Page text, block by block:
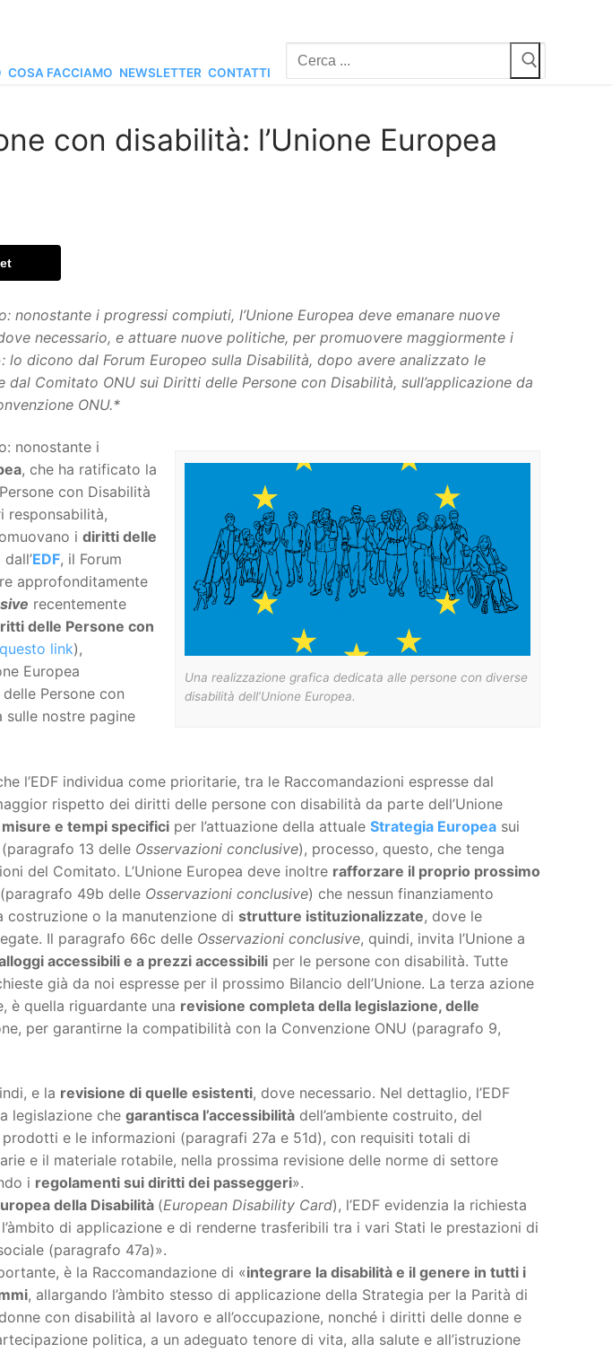
COSA FACCIAMO NEWSLETTER CONTATTI
Cerca:
con disabilità: l’Unione Europea
nonostante i progressi compiuti, l’Unione Europea deve emanare nuove
necessario, e attuare nuove politiche, per promuovere maggiormente i
dicono dal Forum Europeo sulla Disabilità, dopo avere analizzato le
dal Comitato ONU sui Diritti delle Persone con Disabilità, sull’applicazione da
ONU.*
Una realizzazione grafica dedicata alle persone con diverse
disabilità dell’Unione Europea.
nonostante i
, che ha ratificato la
con Disabilità
responsabilità,
i diritti delle
EDF, il Forum
approfonditamente
recentemente
delle Persone con
questo link),
Europea
Persone con
sulle nostre pagine
l’EDF individua come prioritarie, tra le Raccomandazioni espresse dal
rispetto dei diritti delle persone con disabilità da parte dell’Unione
e tempi specifici per l’attuazione della attuale Strategia Europea sui
13 delle Osservazioni conclusive), processo, questo, che tenga
del Comitato. L’Unione Europea deve inoltre rafforzare il proprio prossimo
49b delle Osservazioni conclusive) che nessun finanziamento
o la manutenzione di strutture istituzionalizzate, dove le
Il paragrafo 66c delle Osservazioni conclusive, quindi, invita l’Unione a
accessibili e a prezzi accessibili per le persone con disabilità. Tutte
già da noi espresse per il prossimo Bilancio dell’Unione. La terza azione
è quella riguardante una revisione completa della legislazione, delle
per garantirne la compatibilità con la Convenzione ONU (paragrafo 9,
e la revisione di quelle esistenti, dove necessario. Nel dettaglio, l’EDF
legislazione che garantisca l’accessibilità dell’ambiente costruito, del
e le informazioni (paragrafi 27a e 51d), con requisiti totali di
e il materiale rotabile, nella prossima revisione delle norme di settore
i regolamenti sui diritti dei passeggeri».
della Disabilità (European Disability Card), l’EDF evidenzia la richiesta
di applicazione e di renderne trasferibili tra i vari Stati le prestazioni di
(paragrafo 47a)».
è la Raccomandazione di «integrare la disabilità e il genere in tutti i
, allargando l’àmbito stesso di applicazione della Strategia per la Parità di
con disabilità al lavoro e all’occupazione, nonché i diritti delle donne e
politica, a un adeguato tenore di vita, alla salute e all’istruzione